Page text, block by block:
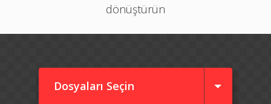
dönüştürün
Dosyaları Seçin